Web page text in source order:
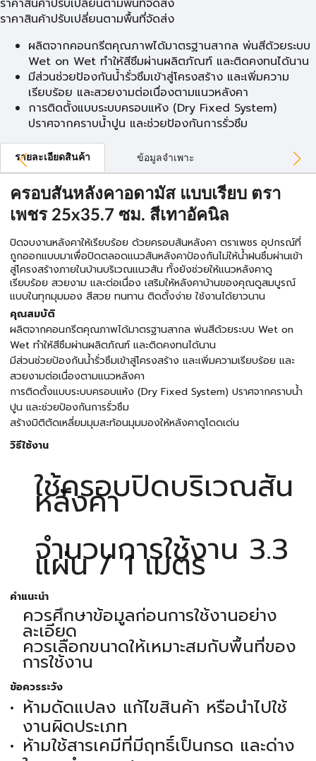
ราคาสินค้าปรับเปลี่ยนตามพื้นที่จัดส่ง
ราคาสินค้าปรับเปลี่ยนตามพื้นที่จัดส่ง
ผลิตจากคอนกรีตคุณภาพได้มาตรฐานสากล พ่นสีด้วยระบบ
Wet on Wet ทำให้สีซึมผ่านผลิตภัณฑ์ และติดคงทนได้นาน
มีส่วนช่วยป้องกันน้ำรั่วซึมเข้าสู่โครงสร้าง และเพิ่มความ
เรียบร้อย และสวยงามต่อเนื่องตามแนวหลังคา
การติดตั้งแบบระบบครอบแห้ง (Dry Fixed System)
ปราศจากคราบน้ำปูน และช่วยป้องกันการรั่วซึม
รายละเอียดสินค้า ข้อมูลจำเพาะ
ครอบสันหลังคาอดามัส แบบเรียบ ตรา
เพชร 25x35.7 ซม. สีเทาอัคนิล
ปิดจบงานหลังคาให้เรียบร้อย ด้วยครอบสันหลังคา ตราเพชร อุปกรณ์ที่
ถูกออกแบบมาเพื่อปิดตลอดแนวสันหลังคาป้องกันไม่ให้น้ำฝนซึมผ่านเข้า
สู่โครงสร้างภายในบ้านบริเวณแนวสัน ทั้งยังช่วยให้แนวหลังคาดู
เรียบร้อย สวยงาม และต่อเนื่อง เสริมให้หลังคาบ้านของคุณดูสมบูรณ์
แบบในทุกมุมมอง สีสวย ทนทาน ติดตั้งง่าย ใช้งานได้ยาวนาน
คุณสมบัติ
ผลิตจากคอนกรีตคุณภาพได้มาตรฐานสากล พ่นสีด้วยระบบ Wet on
Wet ทำให้สีซึมผ่านผลิตภัณฑ์ และติดคงทนได้นาน
มีส่วนช่วยป้องกันน้ำรั่วซึมเข้าสู่โครงสร้าง และเพิ่มความเรียบร้อย และ
สวยงามต่อเนื่องตามแนวหลังคา
การติดตั้งแบบระบบครอบแห้ง (Dry Fixed System) ปราศจากคราบน้ำ
ปูน และช่วยป้องกันการรั่วซึม
สร้างมิติตัดเหลี่ยมมุมสะท้อนมุมมองให้หลังคาดูโดดเด่น
วิธีใช้งาน
ใช้ครอบปิดบริเวณสัน
หลังคา
จำนวนการใช้งาน 3.3
แผ่น / 1 เมตร
คำแนะนำ
ควรศึกษาข้อมูลก่อนการใช้งานอย่าง
ละเอียด
ควรเลือกขนาดให้เหมาะสมกับพื้นที่ของ
การใช้งาน
ข้อควรระวัง
ห้ามดัดแปลง แก้ไขสินค้า หรือนำไปใช้
งานผิดประเภท
ห้ามใช้สารเคมีที่มีฤทธิ์เป็นกรด และด่าง